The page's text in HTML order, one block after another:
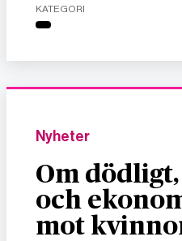
KATEGORI
Nyheter
Om
och
mot